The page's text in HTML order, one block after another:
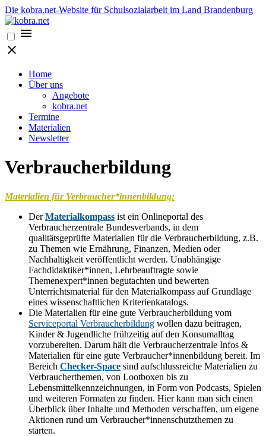
Die kobra.net-Website für Schulsozialarbeit im Land Brandenburg
Home
Über uns
Angebote
kobra.net
Termine
Materialien
Newsletter
Verbraucherbildung
Materialien für Verbraucher*innenbildung:
Der Materialkompass ist ein Onlineportal des
Verbraucherzentrale Bundesverbands, in dem
qualitätsgeprüfte Materialien für die Verbraucherbildung, z.B.
zu Themen wie Ernährung, Finanzen, Medien oder
Nachhaltigkeit veröffentlicht werden. Unabhängige
Fachdidaktiker*innen, Lehrbeauftragte sowie
Themenexpert*innen begutachten und bewerten
Unterrichtsmaterial für den Materialkompass auf Grundlage
eines wissenschaftlichen Kriterienkatalogs.
Die Materialien für eine gute Verbraucherbildung vom
Serviceportal Verbraucherbildung wollen dazu beitragen,
Kinder & Jugendliche frühzeitig auf den Konsumalltag
vorzubereiten. Darum hält die Verbraucherzentrale Infos &
Materialien für eine gute Verbraucher*innenbildung bereit. Im
Bereich Checker-Space sind aufschlussreiche Materialien zu
Verbraucherthemen, von Lootboxen bis zu
Lebensmittelkennzeichnungen, in Form von Podcasts, Spielen
und weiteren Formaten zu finden. Hier kann man sich einen
Überblick über Inhalte und Methoden verschaffen, um eigene
Aktionen rund um Verbraucher*innenschutzthemen zu
starten.